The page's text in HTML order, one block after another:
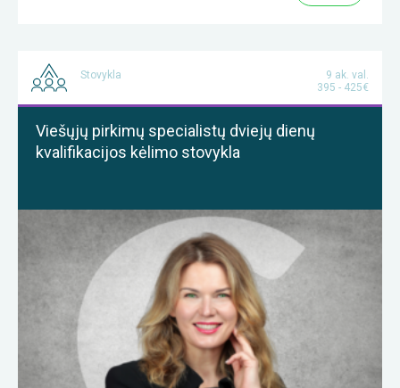
Stovykla
9 ak. val.
395 - 425€
Viešųjų pirkimų specialistų dviejų dienų
kvalifikacijos kėlimo stovykla